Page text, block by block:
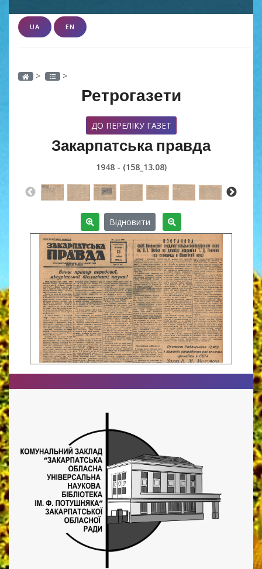
UA EN
> >
Ретрогазети
ДО ПЕРЕЛІКУ ГАЗЕТ
Закарпатська правда
1948 - (158_13.08)
Відновити